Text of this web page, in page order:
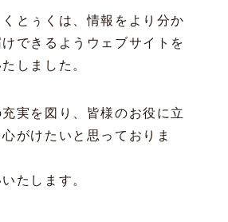
とぅくは、情報をより分か
できるようウェブサイトを
しました。
実を図り、皆様のお役に立
がけたいと思っておりま
たします。